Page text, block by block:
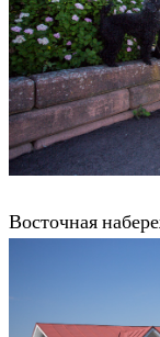
Восточная